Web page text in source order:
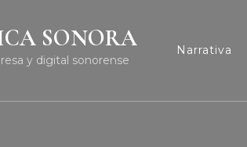
SONORA
y digital sonorense
Narrativa